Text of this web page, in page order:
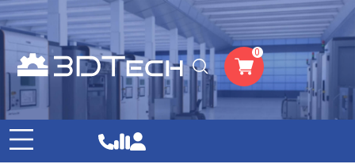
0